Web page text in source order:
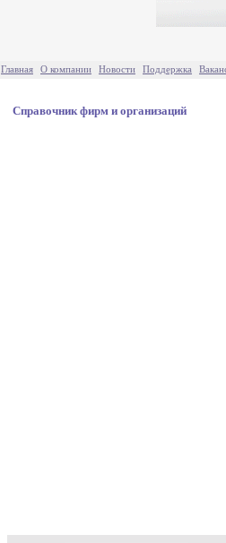
Главная О компании Новости Поддержка
Справочник фирм и организаций